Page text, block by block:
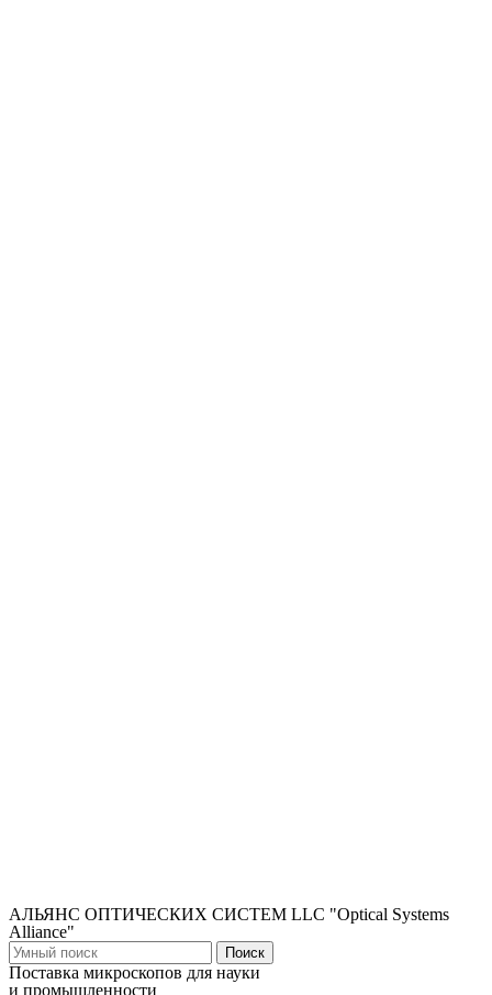
АЛЬЯНС ОПТИЧЕСКИХ СИСТЕМ LLC "Optical Systems
Alliance"
Поиск
Поставка микроскопов для науки
и промышленности